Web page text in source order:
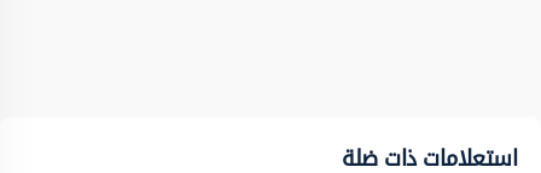
استعلامات ذات ضلة